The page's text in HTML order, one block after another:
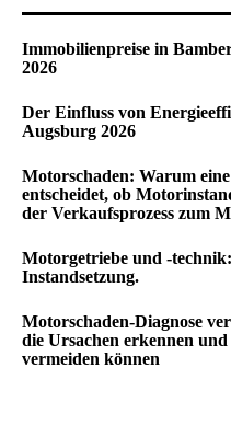
Immobilienpreise in
2026
Der Einfluss von
Augsburg 2026
Motorschaden: Warum
entscheidet, ob
der Verkaufsprozess zum
Motorgetriebe und -
Instandsetzung.
Motorschaden-Diagnose
die Ursachen erkennen
vermeiden können